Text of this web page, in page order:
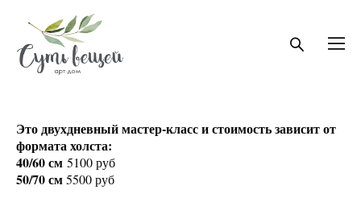
Это двухдневный мастер-класс и стоимость зависит от
формата холста:
40/60 см 5100 руб
50/70 см5500 руб